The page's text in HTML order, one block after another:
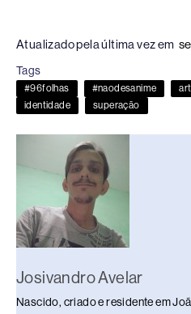
c
e
b
o
o
e
a
d
s
e
dI
n
y
Atualizado pela última vez em
Tags
#96folhas #naodesanime
identidade
superação
Josivandro Avelar
Nascido, criado e residente em